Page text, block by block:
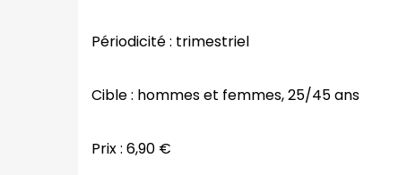
Périodicité : trimestriel
Cible : hommes et femmes, 25/45 ans
Prix : 6,90 €